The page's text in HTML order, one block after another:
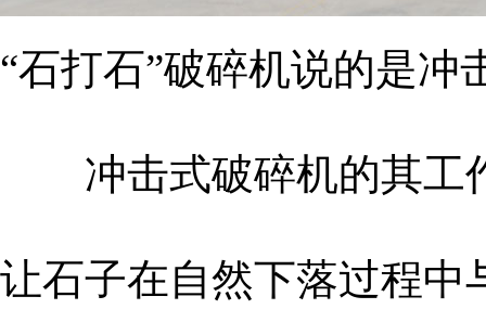
“石打石”破碎机说的是冲
冲击式破碎机的其工
让石子在自然下落过程中